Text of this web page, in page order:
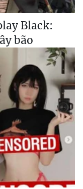
Black:
bão